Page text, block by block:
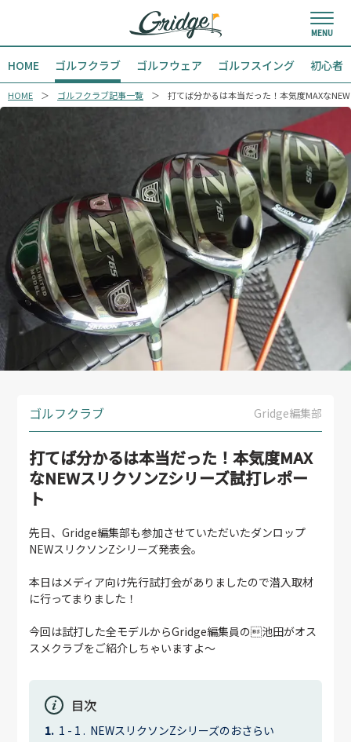
HOME ゴルフクラブ ゴルフウェア ゴルフスイング 初心者
HOME ゴルフクラブ記事一覧 打てば分かるは本当だった！本気度MAXな
ゴルフクラブ Gridge編集部
打てば分かるは本当だった！本気度MAX
なNEWスリクソンZシリーズ試打レポー
ト
先日、Gridge編集部も参加させていただいたダンロップ
NEWスリクソンZシリーズ発表会。
本日はメディア向け先行試打会がありましたので潜入取材
に行ってまりました！
今回は試打した全モデルからGridge編集員の池田がオス
スメクラブをご紹介しちゃいますよ〜
目次
NEWスリクソンZシリーズのおさらい